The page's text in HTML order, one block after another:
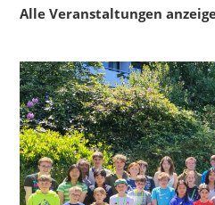
Alle Veranstaltungen